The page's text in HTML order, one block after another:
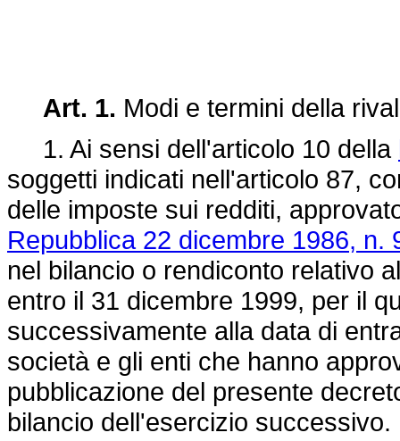
Art. 1. Modi e termini della
1. Ai sensi dell'articolo 10 della
soggetti indicati nell'articolo 87,
delle imposte sui redditi,
Repubblica 22 dicembre 1986, n.
nel bilancio o rendiconto relativo
entro il 31 dicembre 1999, per il
successivamente alla data di
società e gli enti che hanno
pubblicazione del presente
bilancio dell'esercizio successivo.